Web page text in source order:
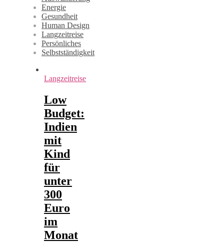
Energie
Gesundheit
Human Design
Langzeitreise
Persönliches
Selbstständigkeit
Langzeitreise
Low
Budget:
Indien
mit
Kind
für
unter
300
Euro
im
Monat